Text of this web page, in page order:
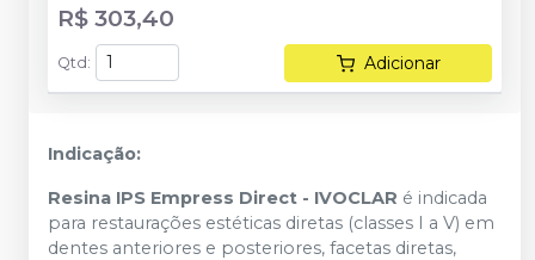
R$ 303,40
Qtd: Adicionar
Indicação:
Resina IPS Empress Direct - IVOCLAR é indicada
para restaurações estéticas diretas (classes I a V) em
dentes anteriores e posteriores, facetas diretas,